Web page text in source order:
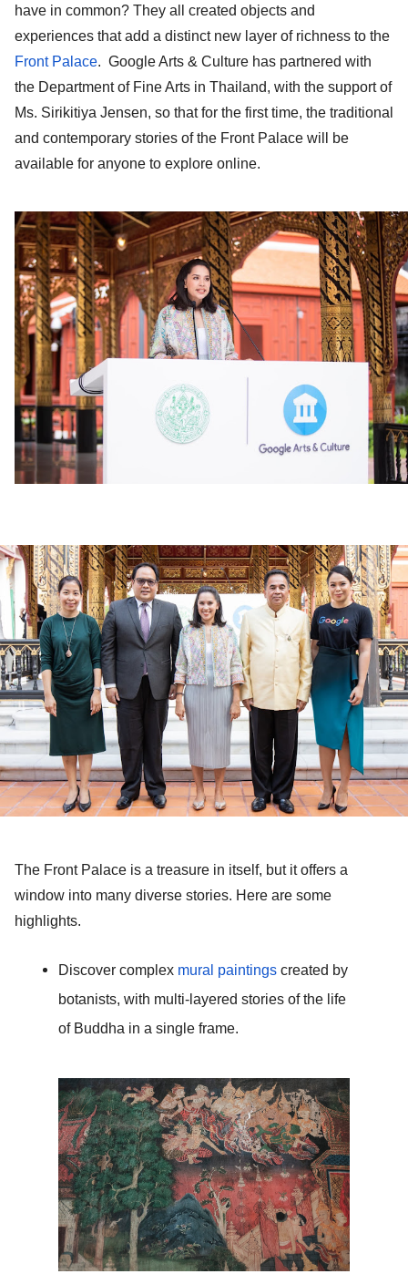
have in common? They all created objects and
Front Palace.  Google Arts & Culture has partnered with
the Department of Fine Arts in Thailand, with the support of
Ms. Sirikitiya Jensen, so that for the first time, the traditional
and contemporary stories of the Front Palace will be
available for anyone to explore online.
The Front Palace is a treasure in itself, but it offers a
window into many diverse stories. Here are some
highlights.
Discover complex mural paintings created by
botanists, with multi-layered stories of the life